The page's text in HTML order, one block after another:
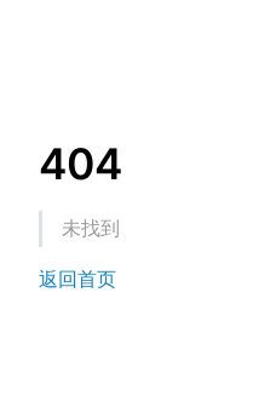
404
未找到
返回首页